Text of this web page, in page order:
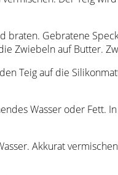
Gebratene
Zwiebeln auf Butter.
Teig auf die
Wasser oder Fett.
Akkurat